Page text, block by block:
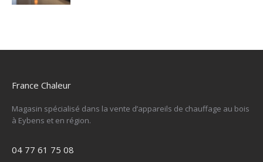
France Chaleur
Magasin spécialisé dans la vente d’appareils de chauffage au bois
à Eybens et en région.
04 77 61 75 08